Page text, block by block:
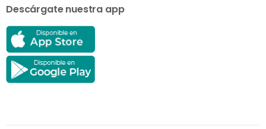
Descárgate nuestra app